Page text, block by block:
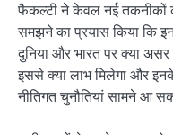
फैकल्टी ने केवल नई तकनीकों
समझने का प्रयास किया कि
दुनिया और भारत पर क्या
इससे क्या लाभ मिलेगा और
नीतिगत चुनौतियां सामने आ